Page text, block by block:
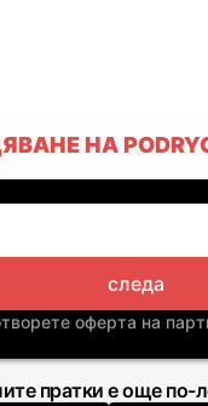
НА
следа
оферта на
пратки е още по-